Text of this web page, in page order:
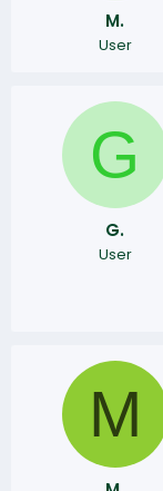
M.
User
G
G.
User
M